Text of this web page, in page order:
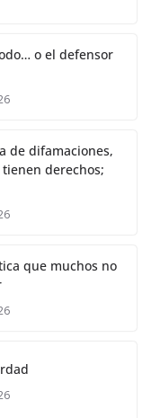
o el defensor
de difamaciones,
derechos;
que muchos no